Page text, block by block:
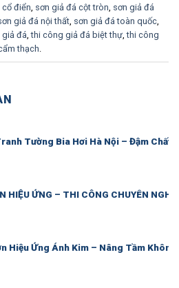
cổ điển sơn giả đá cột tròn sơn giả đá
giả đá nội thất sơn giả đá toàn quốc
giả đá ,thi công giả đá biệt thự ,thi công
thạch
Tường Bia Hơi Hà Nội – Đậm Chất
HIỆU ỨNG – THI CÔNG CHUYÊN
Hiệu Ứng Ánh Kim – Nâng Tầm